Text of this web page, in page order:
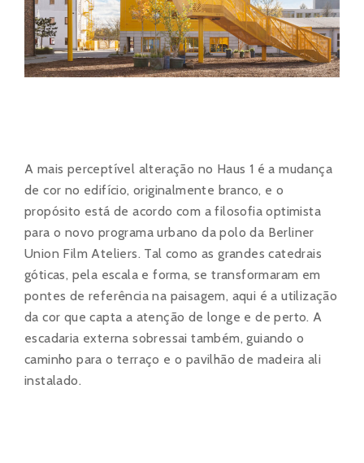
A mais perceptível alteração no Haus 1 é a mudança
de cor no edifício, originalmente branco, e o
propósito está de acordo com a filosofia optimista
para o novo programa urbano da polo da Berliner
Union Film Ateliers. Tal como as grandes catedrais
góticas, pela escala e forma, se transformaram em
pontes de referência na paisagem, aqui é a utilização
da cor que capta a atenção de longe e de perto. A
escadaria externa sobressai também, guiando o
caminho para o terraço e o pavilhão de madeira ali
instalado.